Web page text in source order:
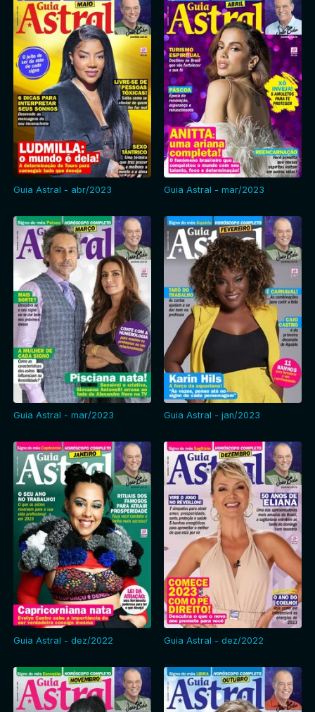
Guia Astral - abr/2023 Guia Astral - mar/2023
Guia Astral - mar/2023 Guia Astral - jan/2023
Guia Astral - dez/2022 Guia Astral - dez/2022